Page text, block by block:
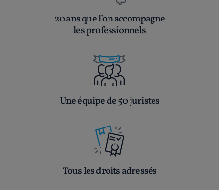
20 ans que l’on accompagne
les professionnels
Une équipe de 50 juristes
Tous les droits adressés